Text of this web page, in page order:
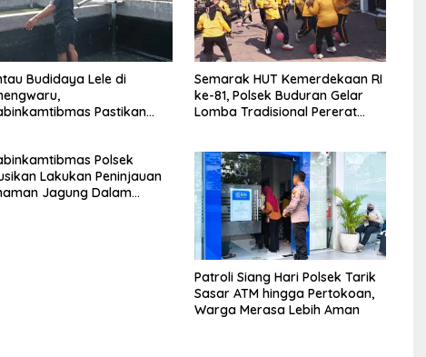
Budidaya Lele di
Pastikan
Semarak HUT Kemerdekaan RI
ke-81, Polsek Buduran Gelar
Lomba Tradisional Pererat
Polsek
Lakukan Peninjauan
Jagung Dalam
Patroli Siang Hari Polsek Tarik
Sasar ATM hingga Pertokoan,
Warga Merasa Lebih Aman